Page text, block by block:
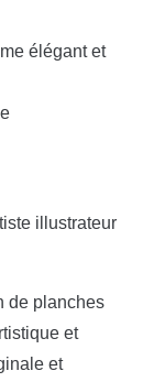
élégant et
illustrateur
de planches
et
et